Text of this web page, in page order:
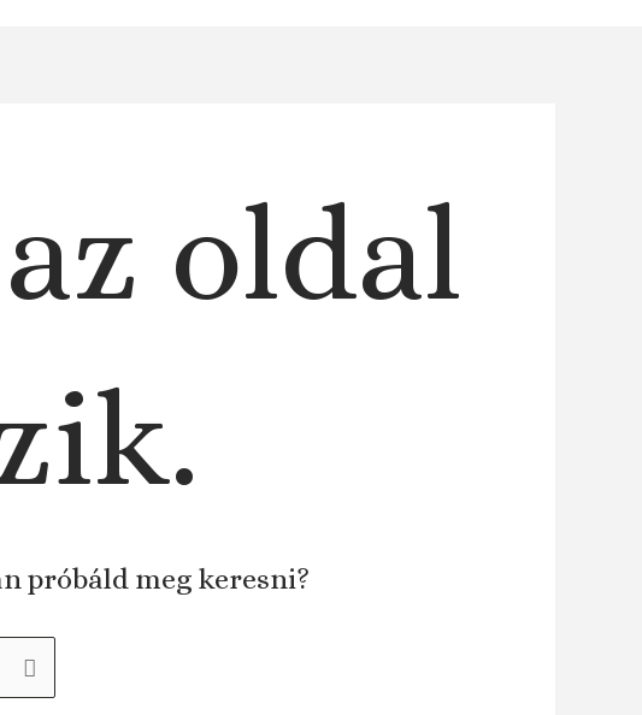
oldal
próbáld meg keresni?